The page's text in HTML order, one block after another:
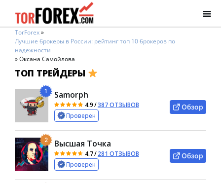
TorForex»
Лучшие брокеры в России: рейтинг топ 10 брокеров по
надежности
»Оксана Самойлова
ТОП ТРЕЙДЕРЫ
1 Samorph
4.9/387 ОТЗЫВОВ
Проверен
Обзор
2 Высшая Точка
4.7/281 ОТЗЫВОВ
Проверен
Обзор